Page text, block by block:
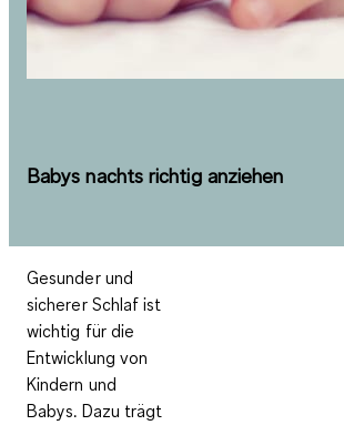
Babys nachts richtig anziehen
Gesunder und
sicherer Schlaf ist
wichtig für die
Entwicklung von
Kindern und
Babys. Dazu trägt